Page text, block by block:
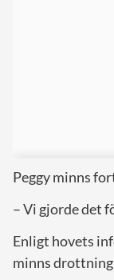
Peggy minns
– Vi gjorde det
Enligt hovets
minns drottning